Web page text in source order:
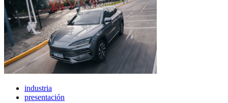
industria
presentación